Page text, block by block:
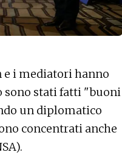
e i mediatori hanno
sono stati fatti "buoni
un diplomatico
concentrati anche